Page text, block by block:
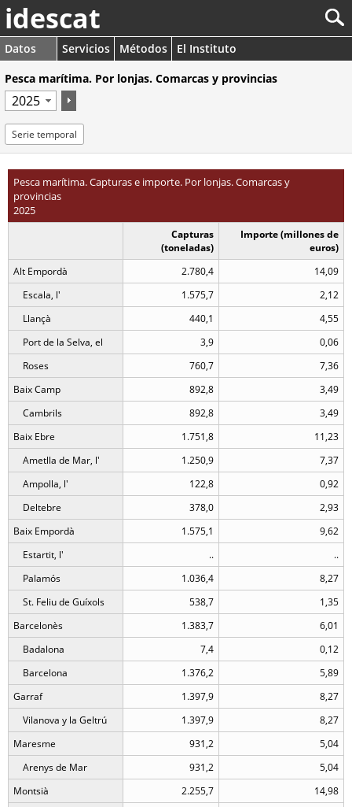
idescat
Datos Servicios Métodos
El Instituto
Pesca marítima. Por lonjas. Comarcas y provincias
Serie temporal
Pesca marítima. Capturas e importe. Por lonjas. Comarcas y
provincias
2025
Capturas
(toneladas)
Importe (millones de
euros)
Alt Empordà
2.780,4
14,09
Escala, l'
1.575,7
2,12
Llançà
440,1
4,55
Port de la Selva, el
3,9
0,06
Roses
760,7
7,36
Baix Camp
892,8
3,49
Cambrils
892,8
3,49
Baix Ebre
1.751,8
11,23
Ametlla de Mar, l'
1.250,9
7,37
Ampolla, l'
122,8
0,92
Deltebre
378,0
2,93
Baix Empordà
1.575,1
9,62
Estartit, l'
..
..
Palamós
1.036,4
8,27
St. Feliu de Guíxols
538,7
1,35
Barcelonès
1.383,7
6,01
Badalona
7,4
0,12
Barcelona
1.376,2
5,89
Garraf
1.397,9
8,27
Vilanova y la Geltrú
1.397,9
8,27
Maresme
931,2
5,04
Arenys de Mar
931,2
5,04
Montsià
2.255,7
14,98